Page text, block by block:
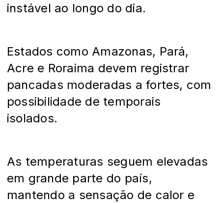
instável ao longo do dia.
Estados como Amazonas, Pará,
Acre e Roraima devem registrar
pancadas moderadas a fortes, com
possibilidade de temporais
isolados.
As temperaturas seguem elevadas
em grande parte do país,
mantendo a sensação de calor e